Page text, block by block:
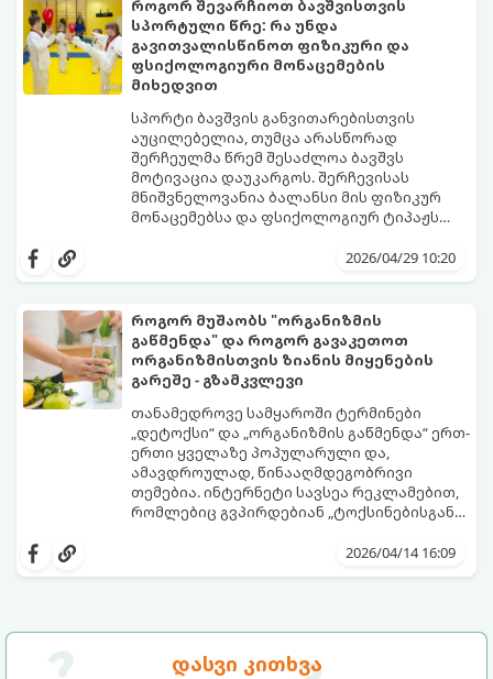
დასვი კითხვა
როგორ შევარჩიოთ ბავშვისთვის
სპორტული წრე: რა უნდა
გავითვალისწინოთ ფიზიკური და
ფსიქოლოგიური მონაცემების
მიხედვით
სპორტი ბავშვის განვითარებისთვის
აუცილებელია, თუმცა არასწორად
შერჩეულმა წრემ შესაძლოა ბავშვს
მოტივაცია დაუკარგოს. შერჩევისას
მნიშვნელოვანია ბალანსი მის ფიზიკურ
მონაცემებსა და ფსიქოლოგიურ ტიპაჟს
2026/04/29 10:20
როგორ მუშაობს "ორგანიზმის
გაწმენდა" და როგორ გავაკეთოთ
ორგანიზმისთვის ზიანის მიყენების
გარეშე - გზამკვლევი
თანამედროვე სამყაროში ტერმინები
„დეტოქსი“ და „ორგანიზმის გაწმენდა“ ერთ-
ერთი ყველაზე პოპულარული და,
ამავდროულად, წინააღმდეგობრივი
თემებია. ინტერნეტი სავსეა რეკლამებით,
რომლებიც გვპირდებიან „ტოქსინებისგან
წვენების ან მკაცრი დიეტების მეშვეობით.
მათი ეფექტი და რას ფიქრობს ამაზე
2026/04/14 16:09